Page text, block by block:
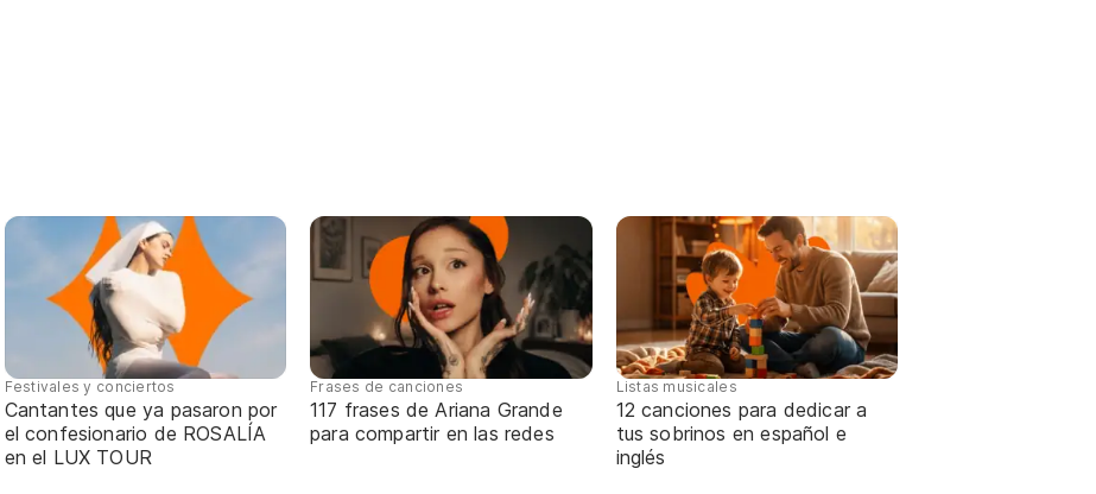
Festivales y conciertos
Cantantes que ya pasaron por
el confesionario de ROSALÍA
en el LUX TOUR
Frases de canciones
117 frases de Ariana Grande
para compartir en las redes
Listas musicales
12 canciones para dedicar a
tus sobrinos en español e
inglés